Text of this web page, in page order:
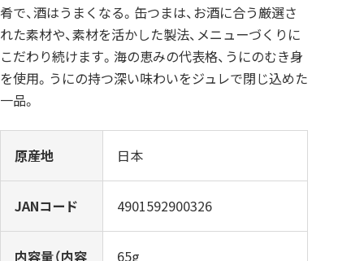
肴で、酒はうまくなる。缶つまは、お酒に合う厳選さ
れた素材や、素材を活かした製法、メニューづくりに
こだわり続けます。海の恵みの代表格、うにのむき身
を使用。うにの持つ深い味わいをジュレで閉じ込めた
一品。
原産地 日本
JANコード 4901592900326
内容量（内容
65g